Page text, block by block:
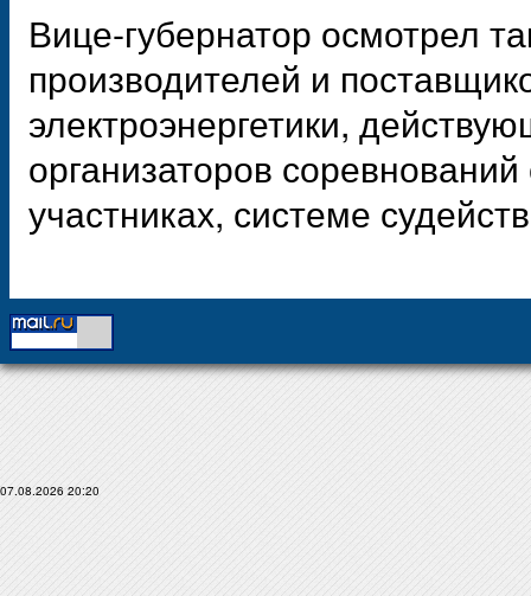
Вице-губернатор осмотрел
производителей и
электроэнергетики,
организаторов
участниках, системе
07.08.2026 20:20